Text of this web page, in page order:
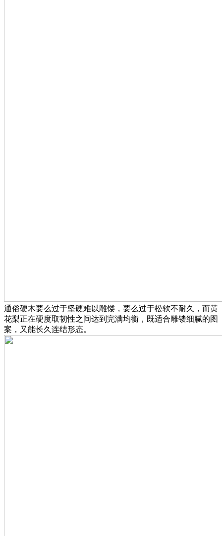
通俗硬木要么过于坚硬难以雕镂，要么过于松软不耐久，而黄
花梨正在硬度取韧性之间达到完满均衡，既适合雕镂细腻的图
案，又能长久连结形态。